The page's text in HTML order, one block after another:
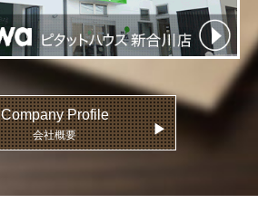
Company Profile
会社概要 ▶